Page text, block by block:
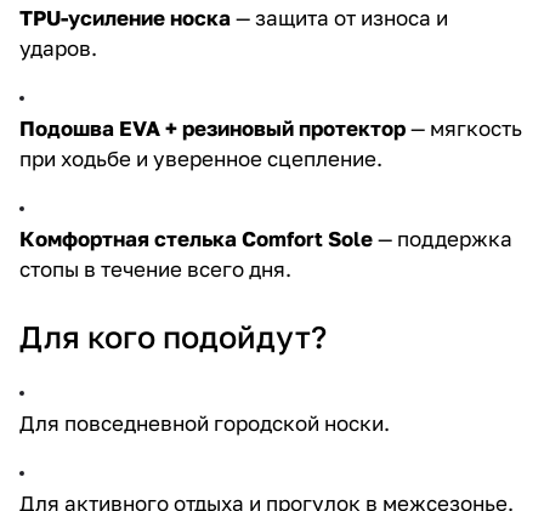
TPU-усиление носка— защита от износа и
ударов.
Подошва EVA+ резиновый протектор— мягкость
при ходьбе и уверенное сцепление.
Комфортная стелькаComfort Sole— поддержка
стопы в течение всего дня.
Для кого подойдут?
Для повседневной городской носки.
Для активного отдыха и прогулок в межсезонье.